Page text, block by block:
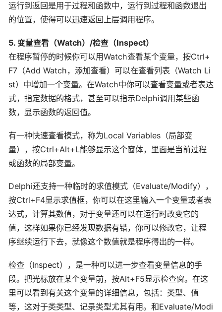
运行到返回是用于过程和函数中，运行到过程和函数退出
的位置，使得可以迅速返回上层调用程序。
5. 变量查看（Watch）/检查（Inspect）
在程序暂停的时候你可以用Watch查看某个变量，按Ctrl+
F7（Add Watch，添加查看）可以在查看列表（Watch Li
st）中增加一个变量。在Watch中你可以查看变量或者表达
式，指定数据的格式，甚至可以指示Delphi调用某些函
数，显示函数的返回值。
有一种快速查看模式，称为Local Variables（局部变
量），按Ctrl+Alt+L能够显示这个窗体，里面是当前过程
或函数的局部变量。
Delphi还支持一种临时的求值模式（Evaluate/Modify），
按Ctrl+F4显示求值框，你可以在这里输入一个变量或者表
达式，计算其数值，对于变量还可以在运行时改变它的
值，这样如果你已经发现数据有错，你可以修改它，让程
序继续运行下去，就像这个数值就是程序得出的一样。
检查（Inspect），是一种可以进一步查看变量信息的手
段。把光标放在某个变量前，按Alt+F5显示检查窗。在这
里可以看到有关这个变量的详细信息，包括：类型、值
等，这对于类类型、记录类型尤其有用。和Evaluate/Modi